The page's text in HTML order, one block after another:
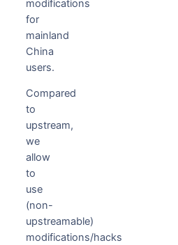
modifications
for
mainland
China
users.
Compared
to
upstream,
we
allow
to
use
(non-
upstreamable)
modifications/hacks